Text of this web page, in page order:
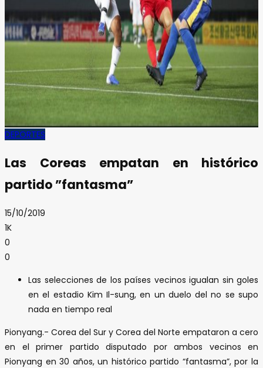
DEPORTES
Las Coreas empatan en histórico
partido ”fantasma”
15/10/2019
1K
0
0
Las selecciones de los países vecinos igualan sin goles
en el estadio Kim Il-sung, en un duelo del no se supo
nada en tiempo real
Pionyang.- Corea del Sur y Corea del Norte empataron a cero
en el primer partido disputado por ambos vecinos en
Pionyang en 30 años, un histórico partido “fantasma”, por la